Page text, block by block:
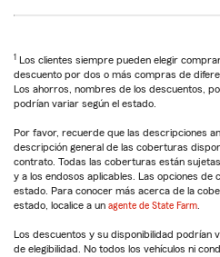
1 Los clientes siempre pueden elegir
descuento por dos o más compras de
Los ahorros, nombres de los descuentos,
podrían variar según el estado.
Por favor, recuerde que las descripciones
descripción general de las coberturas
contrato. Todas las coberturas están
y a los endosos aplicables. Las opciones
estado. Para conocer más acerca de la
estado, localice a un agente de State Farm
Los descuentos y su disponibilidad podrían
de elegibilidad. No todos los vehículos ni